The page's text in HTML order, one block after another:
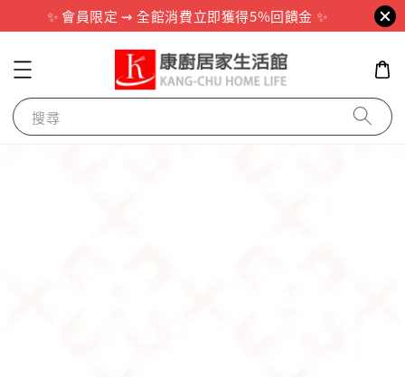
✨ 會員限定 ⇝ 全館消費立即獲得5%回饋金 ✨
搜尋